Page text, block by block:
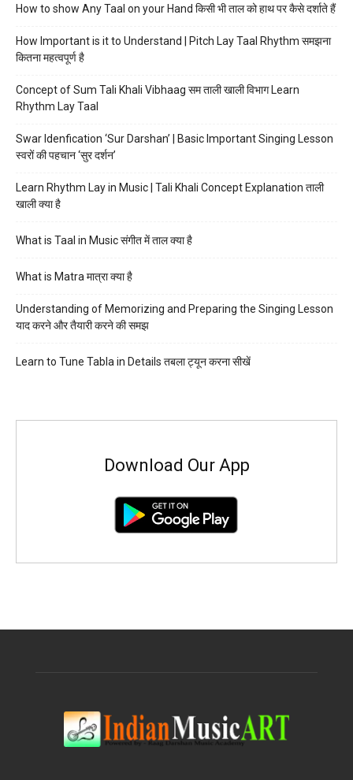
How to show Any Taal on your Hand किसी भी ताल को हाथ पर कैसे दर्शाते हैं
How Important is it to Understand | Pitch Lay Taal Rhythm समझना
कितना महत्वपूर्ण है
Concept of Sum Tali Khali Vibhaag सम ताली खाली विभाग Learn
Rhythm Lay Taal
Swar Idenfication ‘Sur Darshan’ | Basic Important Singing Lesson
स्वरों की पहचान ‘सुर दर्शन’
Learn Rhythm Lay in Music | Tali Khali Concept Explanation ताली
खाली क्या है
What is Taal in Music संगीत में ताल क्या है
What is Matra मात्रा क्या है
Understanding of Memorizing and Preparing the Singing Lesson
याद करने और तैयारी करने की समझ
Learn to Tune Tabla in Details तबला ट्यून करना सीखें
Download Our App